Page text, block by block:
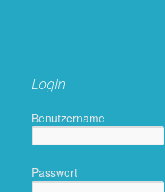
Login
Benutzername
Passwort